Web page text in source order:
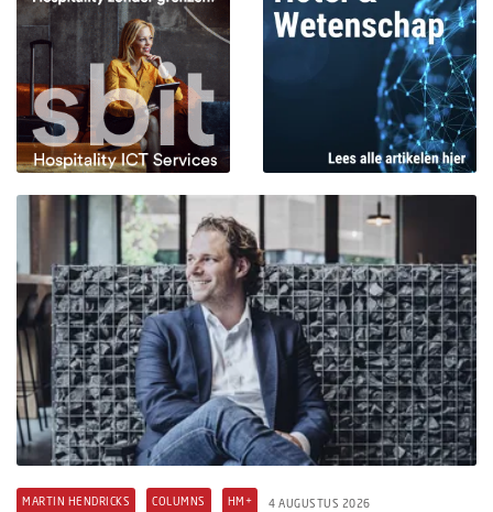
MARTIN HENDRICKS COLUMNS HM+ 4 AUGUSTUS 2026